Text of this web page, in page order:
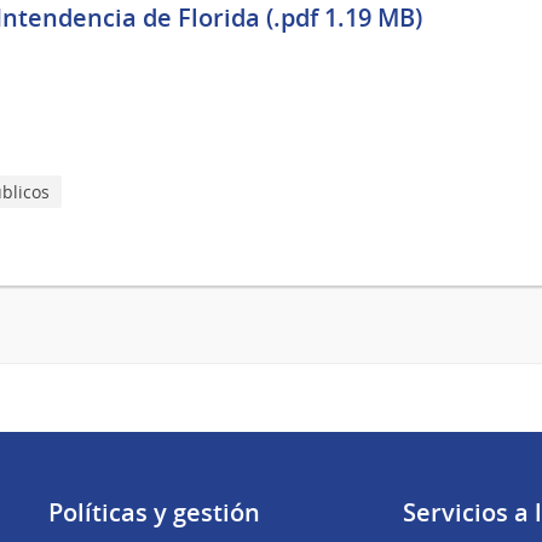
de Florida (.pdf 1.19 MB)
Políticas y gestión Servicios a